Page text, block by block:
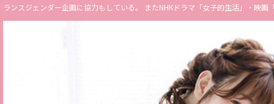
ランスジェンダー企画に協力もしている。 またNHKドラマ「女子的生活」・映